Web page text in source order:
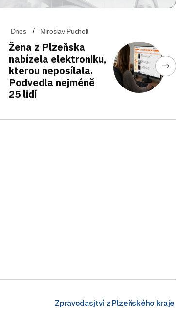
Dnes Miroslav Pucholt
Žena z Plzeňska
nabízela elektroniku,
kterou neposílala.
Podvedla nejméně
25 lidí
Zpravodasjtví z Plzeňského kraje